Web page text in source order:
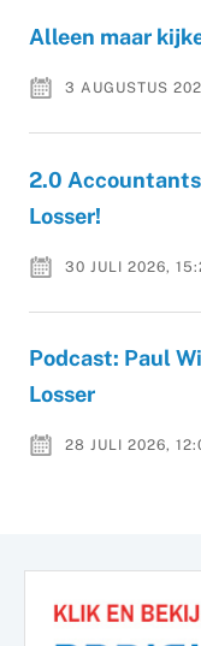
Alleen maar
3 AUGUSTUS
2.0
Losser!
30 JULI 2026,
Podcast: Paul
Losser
28 JULI 2026,